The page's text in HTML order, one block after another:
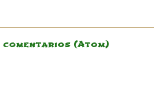
comentarios (Atom)